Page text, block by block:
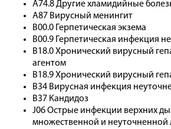
A74.8 Другие хламидийные
A87 Вирусный менингит
B00.0 Герпетическая экзема
B00.9 Герпетическая инфекция
B18.0 Хронический вирусный
агентом
B18.9 Хронический вирусный
B34 Вирусная инфекция
B37 Кандидоз
J06 Острые инфекции верхних
множественной и неуточненной